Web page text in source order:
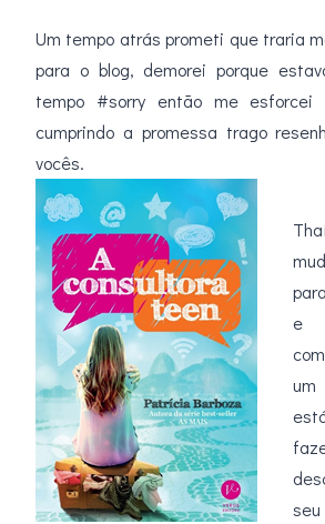
Um tempo atrás prometi que traria
para o blog, demorei porque
tempo #sorry então me
cumprindo a promessa trago
vocês.
e
um